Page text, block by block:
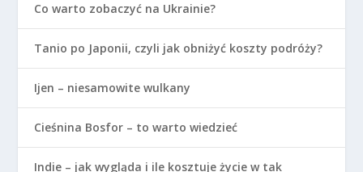
Co warto zobaczyć na Ukrainie?
Tanio po Japonii, czyli jak obniżyć koszty podróży?
Ijen – niesamowite wulkany
Cieśnina Bosfor – to warto wiedzieć
Indie – jak wygląda i ile kosztuje życie w tak